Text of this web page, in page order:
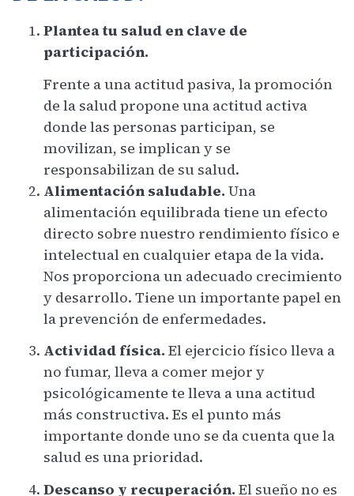
Plantea tu salud en clave de
participación.
Frente a una actitud pasiva, la promoción
de la salud propone una actitud activa
donde las personas participan, se
movilizan, se implican y se
responsabilizan de su salud.
Alimentación saludable. Una
alimentación equilibrada tiene un efecto
directo sobre nuestro rendimiento físico e
intelectual en cualquier etapa de la vida.
Nos proporciona un adecuado crecimiento
y desarrollo. Tiene un importante papel en
la prevención de enfermedades.
Actividad física. El ejercicio físico lleva a
no fumar, lleva a comer mejor y
psicológicamente te lleva a una actitud
más constructiva. Es el punto más
importante donde uno se da cuenta que la
salud es una prioridad.
Descanso y recuperación. El sueño no es